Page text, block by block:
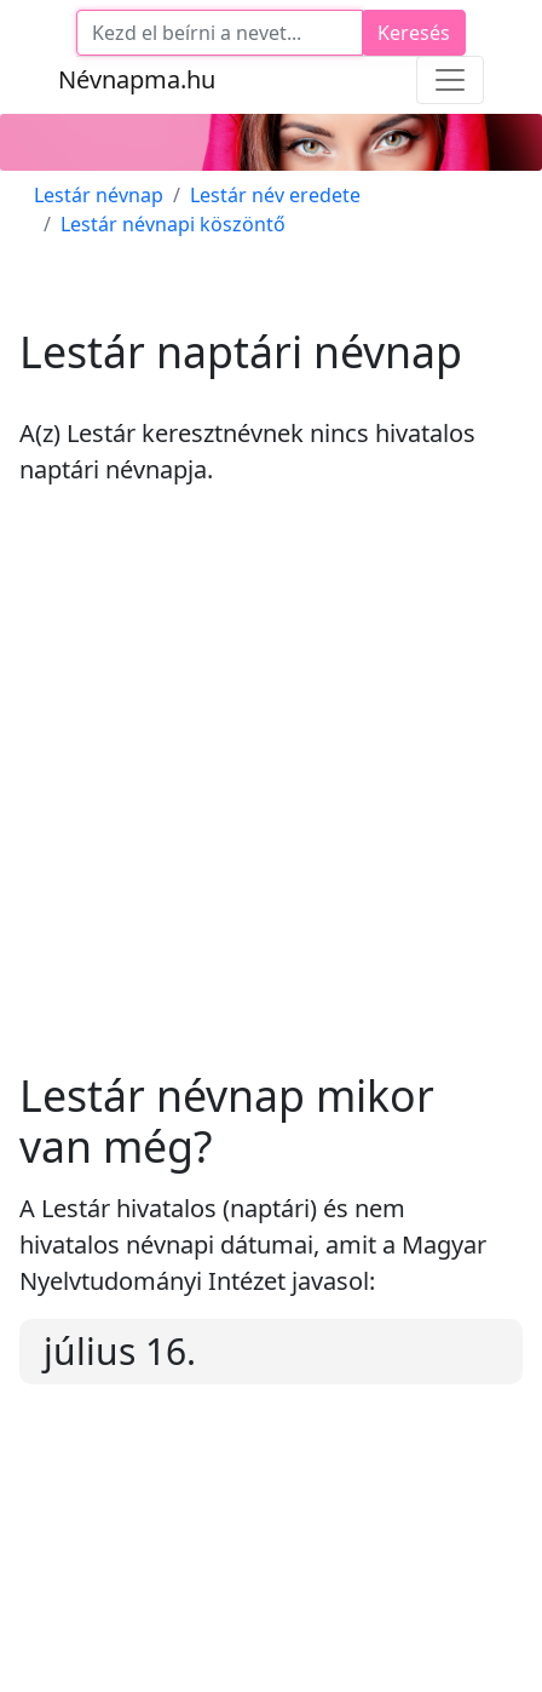
Névnapma.hu
Keresés
Lestár névnap
Lestár név eredete
Lestár névnapi köszöntő
Lestár naptári névnap
A(z) Lestár keresztnévnek nincs hivatalos
naptári névnapja.
Lestár névnap mikor
van még?
A Lestár hivatalos (naptári) és nem
hivatalos névnapi dátumai, amit a Magyar
Nyelvtudományi Intézet javasol:
július 16.